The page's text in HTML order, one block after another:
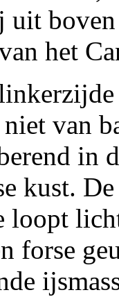
uit
het
van
in
kust.
loopt
forse